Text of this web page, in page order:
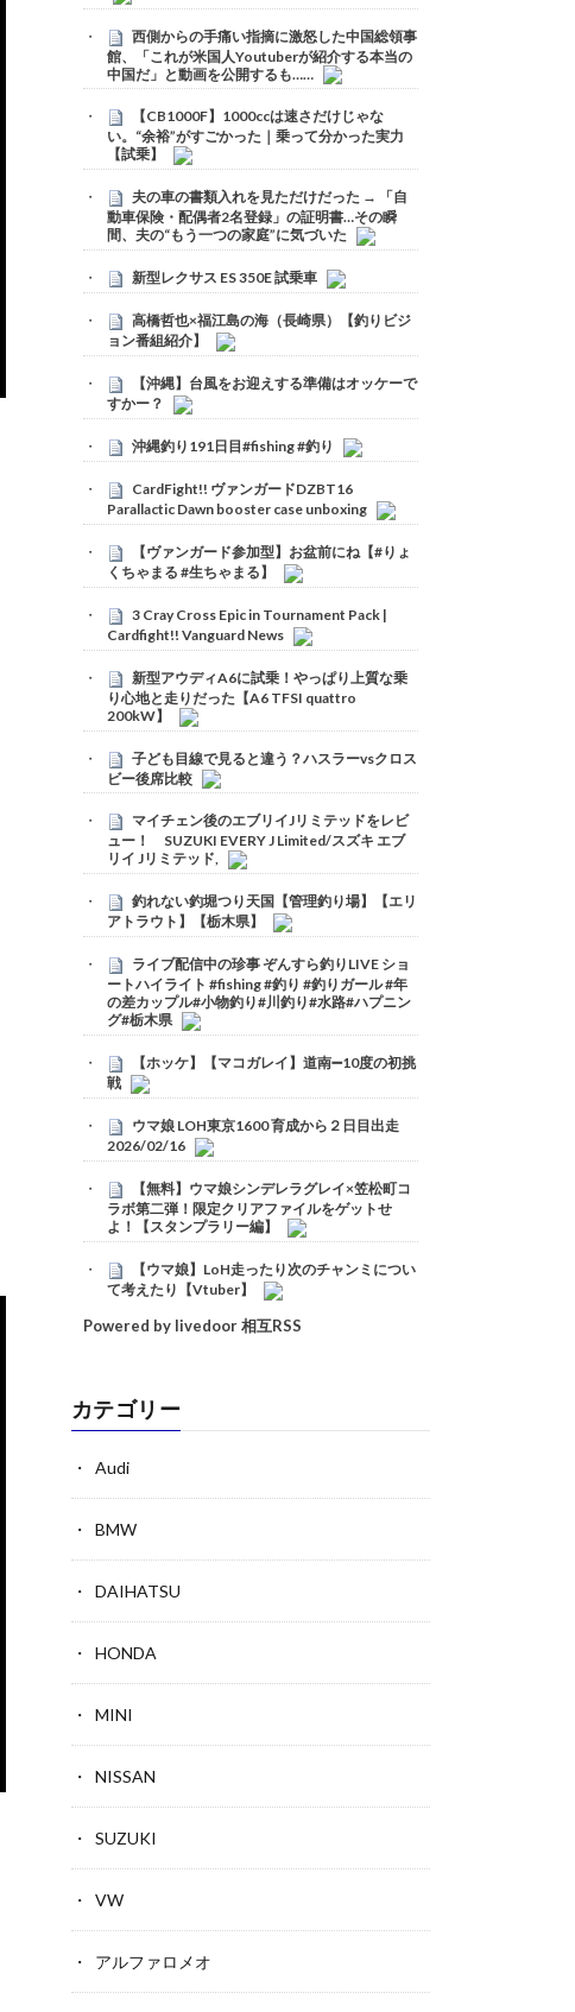
西側からの手痛い指摘に激怒した中国総領事
館、「これが米国人Youtuberが紹介する本当の
中国だ」と動画を公開するも……
【CB1000F】1000ccは速さだけじゃな
い。“余裕”がすごかった｜乗って分かった実力
【試乗】
夫の車の書類入れを見ただけだった → 「自
動車保険・配偶者2名登録」の証明書…その瞬
間、夫の“もう一つの家庭”に気づいた
新型レクサス ES 350E 試乗車
高橋哲也×福江島の海（長崎県）【釣りビジ
ョン番組紹介】
【沖縄】台風をお迎えする準備はオッケーで
すかー？
沖縄釣り191日目#fishing #釣り
CardFight!! ヴァンガードDZBT16
Parallactic Dawn booster case unboxing
【ヴァンガード参加型】お盆前にね【#りょ
くちゃまる #生ちゃまる】
3 Cray Cross Epic in Tournament Pack |
Cardfight!! Vanguard News
新型アウディA6に試乗！やっぱり上質な乗
り心地と走りだった【A6 TFSI quattro
200kW】
子ども目線で見ると違う？ハスラーvsクロス
ビー後席比較
マイチェン後のエブリイJリミテッドをレビ
ュー！ SUZUKI EVERY J Limited/スズキ エブ
リイ Jリミテッド,
釣れない釣堀つり天国【管理釣り場】【エリ
アトラウト】【栃木県】
ライブ配信中の珍事 ぞんすら釣りLIVE ショ
ートハイライト #fishing #釣り #釣りガール #年
の差カップル#小物釣り#川釣り#水路#ハプニン
グ#栃木県
【ホッケ】【マコガレイ】道南➖10度の初挑
戦
ウマ娘 LOH東京1600 育成から２日目出走
2026/02/16
【無料】ウマ娘シンデレラグレイ×笠松町コ
ラボ第二弾！限定クリアファイルをゲットせ
よ！【スタンプラリー編】
【ウマ娘】LoH走ったり次のチャンミについ
て考えたり【Vtuber】
Powered by livedoor 相互RSS
カテゴリー
Audi
BMW
DAIHATSU
HONDA
MINI
NISSAN
SUZUKI
VW
アルファロメオ